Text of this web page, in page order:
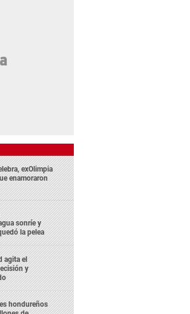
exOlimpia
enamoraron
sonríe y
la pelea
agita el
y
hondureños